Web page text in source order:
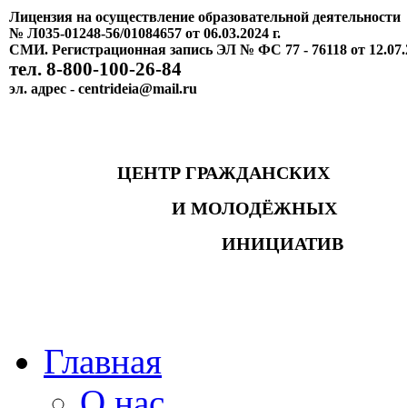
Лицензия на осуществление образовательной деятельности
№ Л035-01248-56/01084657 от 06.03.2024 г.
СМИ. Регистрационная запись ЭЛ № ФС 77 - 76118 от
тел. 8-800-100-26-84
эл. адрес - centrideia@mail.ru
ЦЕНТР ГРАЖДАНСКИХ
И МОЛОДЁЖНЫХ
ИНИЦИАТИВ
Главная